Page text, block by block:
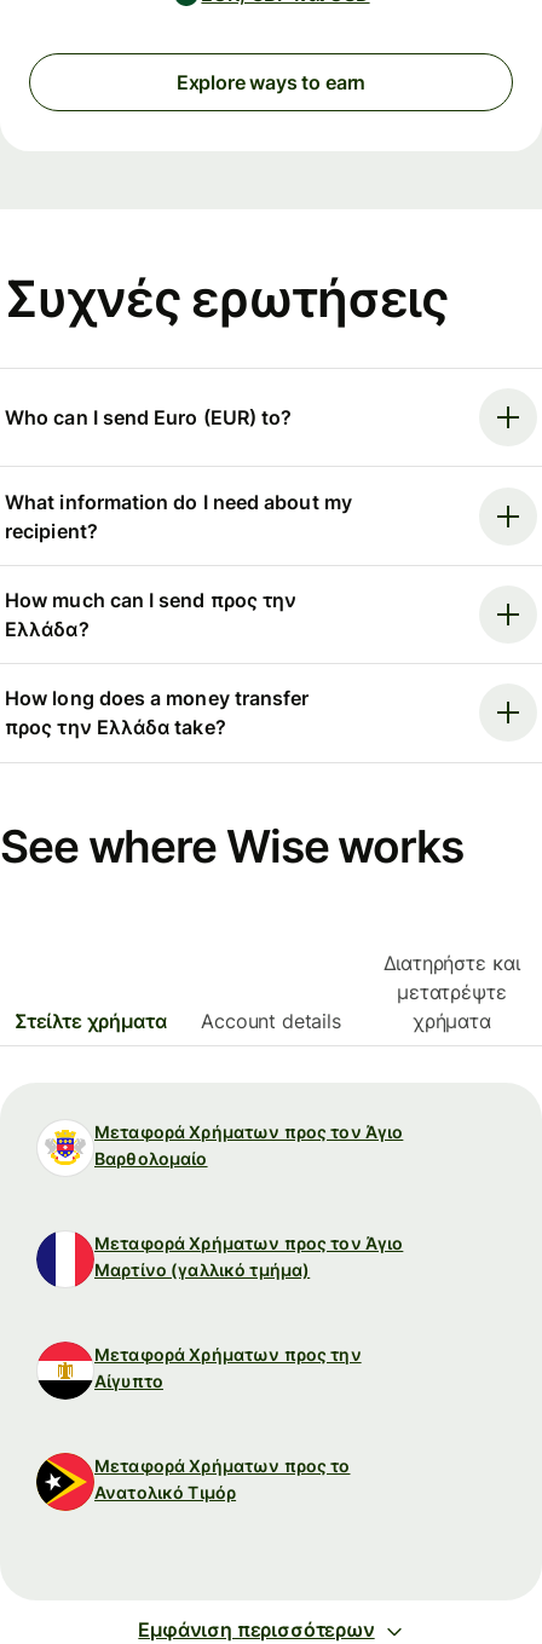
Explore ways to earn
Συχνές ερωτήσεις
Who can I send Euro (EUR) to?
What information do I need about my
recipient?
How much can I send προς την
Ελλάδα?
How long does a money transfer
προς την Ελλάδα take?
See where Wise works
Στείλτε χρήματα Account details
Διατηρήστε και
μετατρέψτε
χρήματα
Μεταφορά Χρήματων προς τον Άγιο
Βαρθολομαίο
Μεταφορά Χρήματων προς τον Άγιο
Μαρτίνο (γαλλικό τμήμα)
Μεταφορά Χρήματων προς την
Αίγυπτο
Μεταφορά Χρήματων προς το
Ανατολικό Τιμόρ
Εμφάνιση περισσότερων